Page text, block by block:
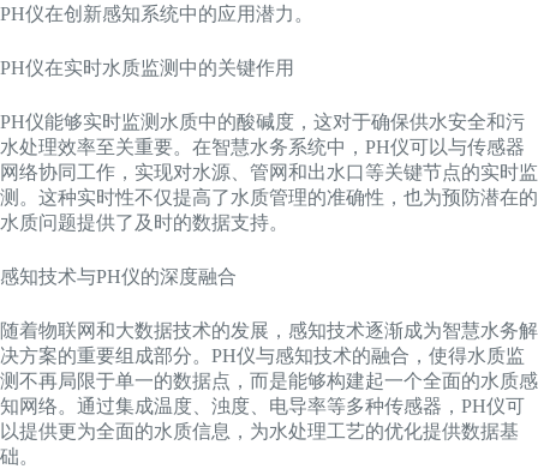
PH仪在创新感知系统中的应用潜力。
PH仪在实时水质监测中的关键作用
PH仪能够实时监测水质中的酸碱度，这对于确保供水安全和污
水处理效率至关重要。在智慧水务系统中，PH仪可以与传感器
网络协同工作，实现对水源、管网和出水口等关键节点的实时监
测。这种实时性不仅提高了水质管理的准确性，也为预防潜在的
水质问题提供了及时的数据支持。
感知技术与PH仪的深度融合
随着物联网和大数据技术的发展，感知技术逐渐成为智慧水务解
决方案的重要组成部分。PH仪与感知技术的融合，使得水质监
测不再局限于单一的数据点，而是能够构建起一个全面的水质感
知网络。通过集成温度、浊度、电导率等多种传感器，PH仪可
以提供更为全面的水质信息，为水处理工艺的优化提供数据基
础。